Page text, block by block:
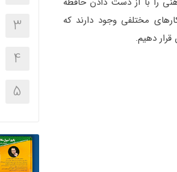
مختلفی وجود دارند که
دهیم.
3
4
5